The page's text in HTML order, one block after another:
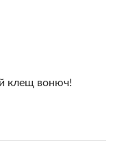
клещ вонюч!